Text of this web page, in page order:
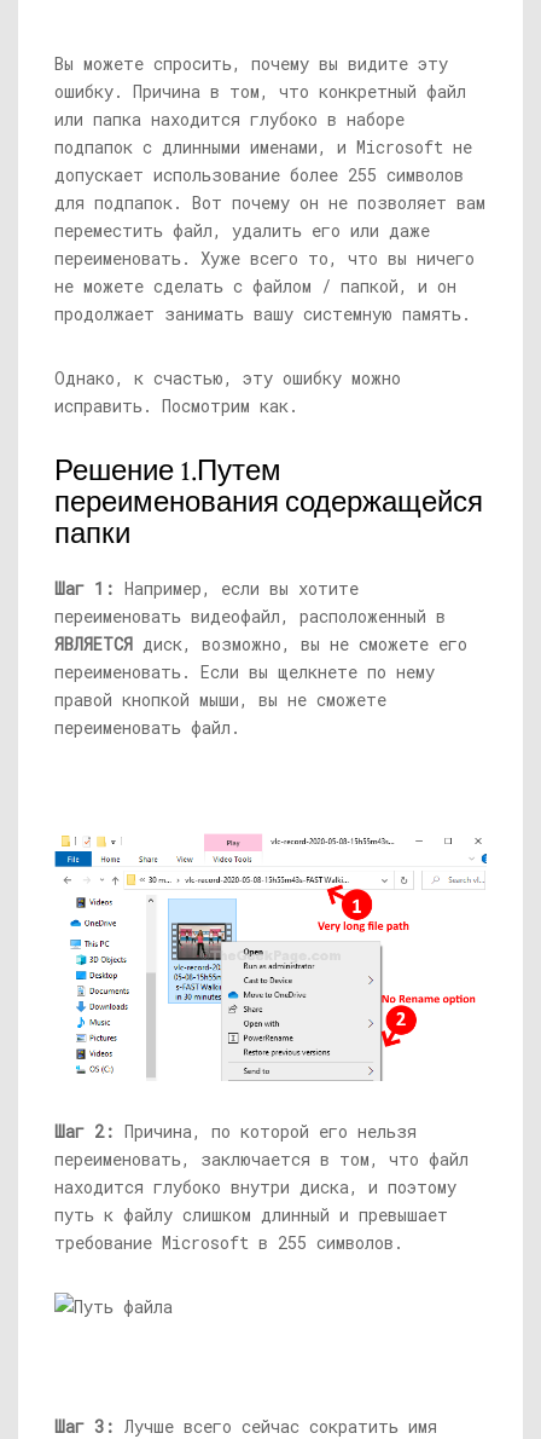
Вы можете спросить, почему вы видите эту
ошибку. Причина в том, что конкретный файл
или папка находится глубоко в наборе
подпапок с длинными именами, и Microsoft не
допускает использование более 255 символов
для подпапок. Вот почему он не позволяет вам
переместить файл, удалить его или даже
переименовать. Хуже всего то, что вы ничего
не можете сделать с файлом / папкой, и он
продолжает занимать вашу системную память.
Однако, к счастью, эту ошибку можно
исправить. Посмотрим как.
Решение 1.Путем
переименования содержащейся
папки
Шаг 1: Например, если вы хотите
переименовать видеофайл, расположенный в
ЯВЛЯЕТСЯ диск, возможно, вы не сможете его
переименовать. Если вы щелкнете по нему
правой кнопкой мыши, вы не сможете
переименовать файл.
Шаг 2: Причина, по которой его нельзя
переименовать, заключается в том, что файл
находится глубоко внутри диска, и поэтому
путь к файлу слишком длинный и превышает
требование Microsoft в 255 символов.
Шаг 3: Лучше всего сейчас сократить имя